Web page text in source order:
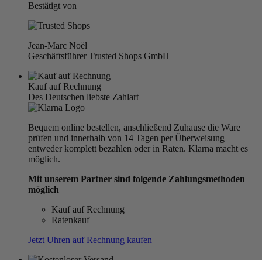
Bestätigt von
Jean-Marc Noël
Geschäftsführer Trusted Shops GmbH
Kauf auf Rechnung
Des Deutschen liebste Zahlart
Bequem online bestellen, anschließend Zuhause die Ware
prüfen und innerhalb von 14 Tagen per Überweisung
entweder komplett bezahlen oder in Raten. Klarna macht es
möglich.
Mit unserem Partner sind folgende Zahlungsmethoden
möglich
Kauf auf Rechnung
Ratenkauf
Jetzt Uhren auf Rechnung kaufen